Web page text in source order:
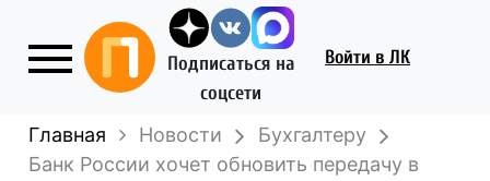
Подписаться на
соцсети
Войти в ЛК
Главная Новости
Бухгалтеру
Банк России хочет обновить передачу в